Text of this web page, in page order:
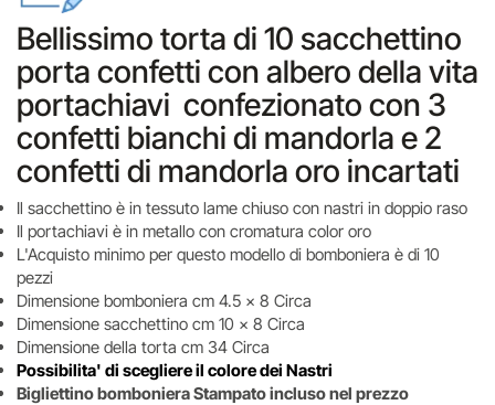
Bellissimo torta di 10 sacchettino
porta confetti con albero della vita
portachiavi confezionato con 3
confetti bianchi di mandorla e 2
confetti di mandorla oro incartati
Il sacchettino è in tessuto lame chiuso con nastri in doppio raso
Il portachiavi è in metallo con cromatura color oro
L'Acquisto minimo per questo modello di bomboniera è di 10
pezzi
Dimensione bomboniera cm 4.5 x 8 Circa
Dimensione sacchettino cm 10 x 8 Circa
Dimensione della torta cm 34 Circa
Possibilita' di scegliere il colore dei Nastri
Bigliettino bomboniera Stampato incluso nel prezzo